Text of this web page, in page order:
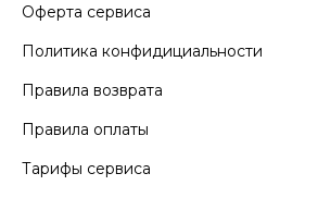
Оферта сервиса
Политика конфидициальности
Правила возврата
Правила оплаты
Тарифы сервиса